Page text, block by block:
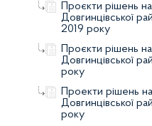
Проєкти рішень
Довгинцівської
2019 року
Проєкти рішень
Довгинцівської
року
Проекти рішень
Довгинцівської
року